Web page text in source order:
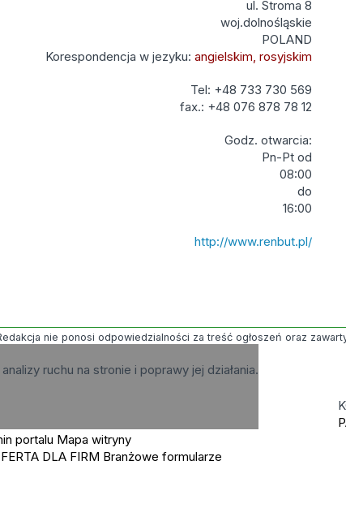
ul. Stroma 8
woj.dolnośląskie
POLAND
Korespondencja w jezyku:angielskim, rosyjskim
Tel: +48 733 730 569
fax.: +48 076 878 78 12
Godz. otwarcia:
Pn-Pt od
08:00
do
16:00
http://www.renbut.pl/
nie ponosi odpowiedzialności za treść ogłoszeń oraz
ruchu na stronie i poprawy jej działania.
portalu Mapa witryny
DLA FIRM Branżowe formularze